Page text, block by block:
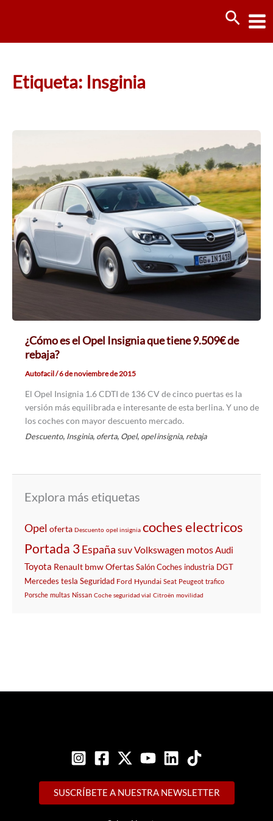
Etiqueta: Insginia
¿Cómo es el Opel Insignia que tiene 9.509€ de
rebaja?
Autofacil/6 de noviembre de 2015
El Opel Insignia 1.6 CDTI de 136 CV de cinco puertas es la
versión más equilibrada e interesante de esta berlina. Y uno de
los coches con mayor descuento mercado.
Descuento, Insginia, oferta, Opel, opel insignia, rebaja
Explora más etiquetas
Opel oferta Descuento opel insignia coches electricos
Portada 3España suvVolkswagen motosAudi
Toyota Renault bmwOfertasSalónCoches industria DGT
Mercedes tesla Seguridad Ford Hyundai Seat Peugeot trafico
Porsche multas Nissan Coche seguridad vial Citroën movilidad
SUSCRÍBETE A NUESTRA NEWSLETTER